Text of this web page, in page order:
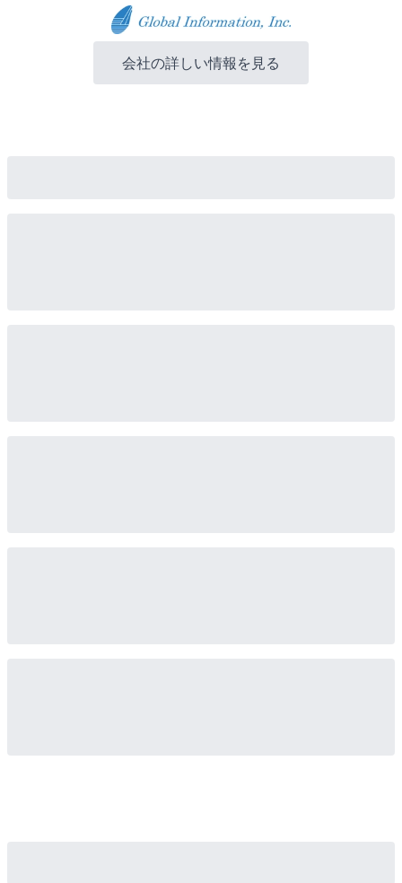
会社の詳しい情報を見る